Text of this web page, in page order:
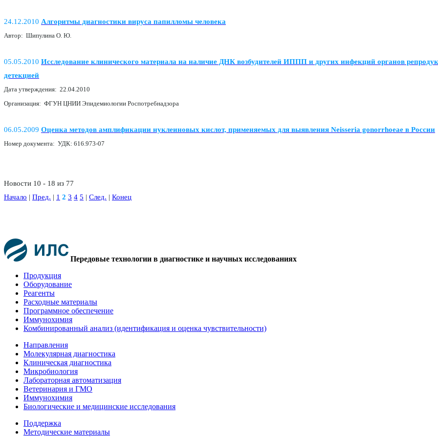
24.12.2010 Алгоритмы диагностики вируса папилломы человека
Автор: Шипулина О. Ю.
05.05.2010 Исследование клинического материала на наличие ДНК возбудителей ИППП и других инфекций органов
детекцией
Дата утверждения: 22.04.2010
Организация: ФГУН ЦНИИ Эпидемиологии Роспотребнадзора
06.05.2009 Оценка методов амплификации нуклеиновых кислот, применяемых для выявления Neisseria gonorrhoeae в России
Номер документа: УДК: 616.973-07
Новости 10 - 18 из 77
Начало | Пред. | 1 2 3 4 5 | След. | Конец
Передовые технологии в диагностике и научных исследованиях
Продукция
Оборудование
Реагенты
Расходные материалы
Программное обеспечение
Иммунохимия
Комбинированный анализ (идентификация и оценка чувствительности)
Направления
Молекулярная диагностика
Клиническая диагностика
Микробиология
Лабораторная автоматизация
Ветеринария и ГМО
Иммунохимия
Биологические и медицинские исследования
Поддержка
Методические материалы